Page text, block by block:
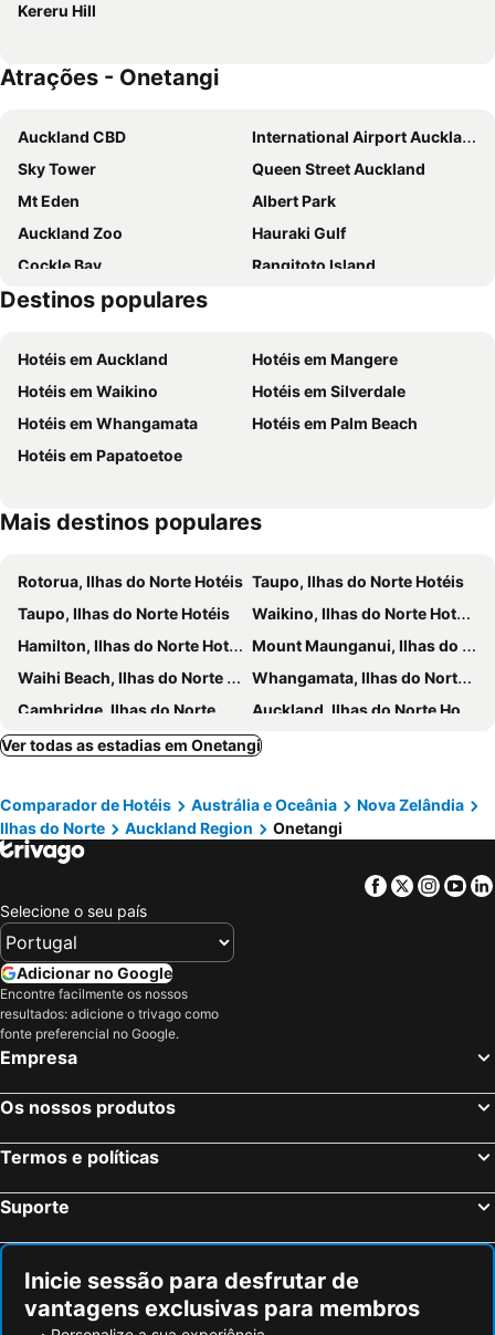
Kereru Hill
Atrações - Onetangi
Auckland CBD
International Airport Auckland
Sky Tower
Queen Street Auckland
Mt Eden
Albert Park
Auckland Zoo
Hauraki Gulf
Cockle Bay
Rangitoto Island
Howick Historical Village
Mission Bay
Westfield Pakuranga
University of Auckland
Mount Eden
Motat Museum of Transpor and Technology
Birkenhead
Whenuapai
Destinos populares
Hotéis em Auckland
Hotéis em Mangere
Hotéis em Waikino
Hotéis em Silverdale
Hotéis em Whangamata
Hotéis em Palm Beach
Hotéis em Papatoetoe
Mais destinos populares
Rotorua, Ilhas do Norte Hotéis Taupo, Ilhas do Norte Hotéis
Taupo, Ilhas do Norte Hotéis
Waikino, Ilhas do Norte Hotéis
Hamilton, Ilhas do Norte Hotéis
Mount Maunganui, Ilhas do Norte Hotéis
Waihi Beach, Ilhas do Norte Hotéis
Whangamata, Ilhas do Norte Hotéis
Cambridge, Ilhas do Norte Hotéis
Auckland, Ilhas do Norte Hotéis
Queenstown, Ilhas do Sul Hotéis
Christchurch, Ilhas do Sul Hotéis
Wellington, Ilhas do Norte Hotéis
Fox Glacier, Ilhas do Sul Hotéis
Ver todas as estadias em Onetangi
Comparador de Hotéis Austrália e Oceânia
Nova Zelândia
Ilhas do Norte
Auckland Region Onetangi
Facebook
Twitter
Selecione o seu país
Adicionar no Google
Encontre facilmente os nossos
resultados: adicione o trivago como
fonte preferencial no Google.
Empresa
Os nossos produtos
Termos e políticas
Suporte
Inicie sessão para desfrutar de
vantagens exclusivas para membros